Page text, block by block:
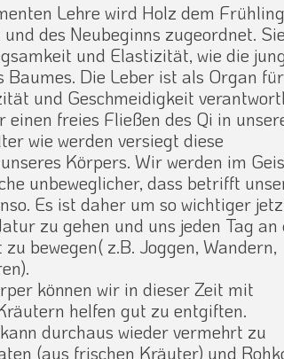
Lehre wird Holz dem
des Neubeginns zugeordnet. Sie
und Elastizität, wie die
Baumes. Die Leber ist als Organ für
und Geschmeidigkeit
einen freies Fließen des Qi in
wie werden versiegt diese
Körpers. Wir werden im
unbeweglicher, dass betrifft
Es ist daher um so wichtiger
zu gehen und uns jeden Tag an
bewegen( z.B. Joggen, Wandern,
können wir in dieser Zeit mit
helfen gut zu entgiften.
durchaus wieder vermehrt zu
(aus frischen Kräuter) und